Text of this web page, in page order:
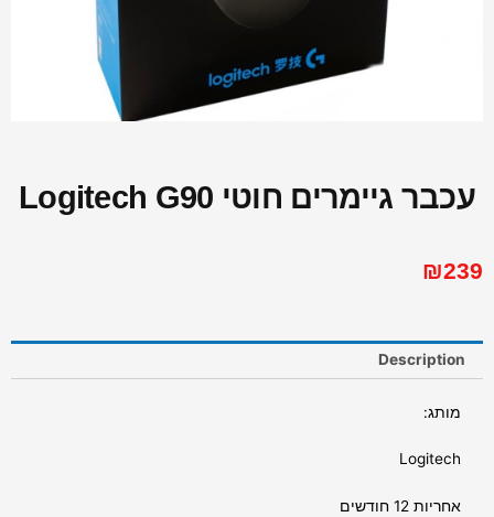
עכבר גיימרים חוטי Logitech G90
₪239
Description
מותג:
Logitech
אחריות 12 חודשים